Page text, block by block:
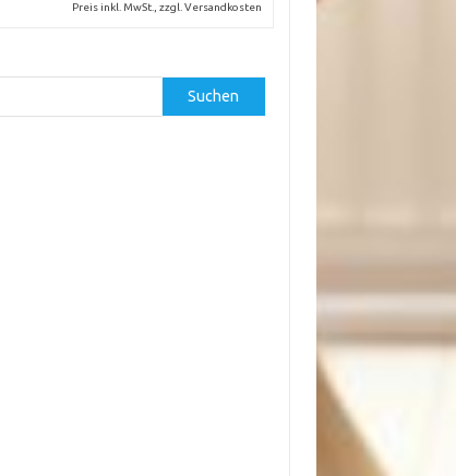
Preis inkl. MwSt., zzgl. Versandkosten
Suchen